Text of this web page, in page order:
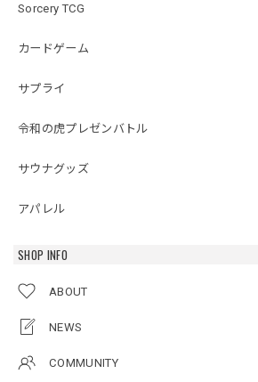
Sorcery TCG
カードゲーム
サプライ
令和の虎プレゼンバトル
サウナグッズ
アパレル
SHOP INFO
ABOUT
NEWS
COMMUNITY